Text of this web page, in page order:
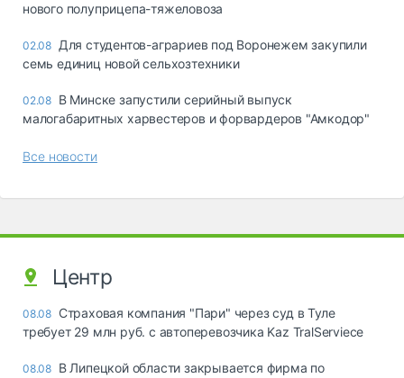
нового полуприцепа-тяжеловоза
02.08 Для студентов-аграриев под Воронежем закупили
семь единиц новой сельхозтехники
02.08 В Минске запустили серийный выпуск
малогабаритных харвестеров и форвардеров "Амкодор"
Все новости
Центр
08.08 Страховая компания "Пари" через суд в Туле
требует 29 млн руб. с автоперевозчика Kaz TralServiece
08.08 В Липецкой области закрывается фирма по